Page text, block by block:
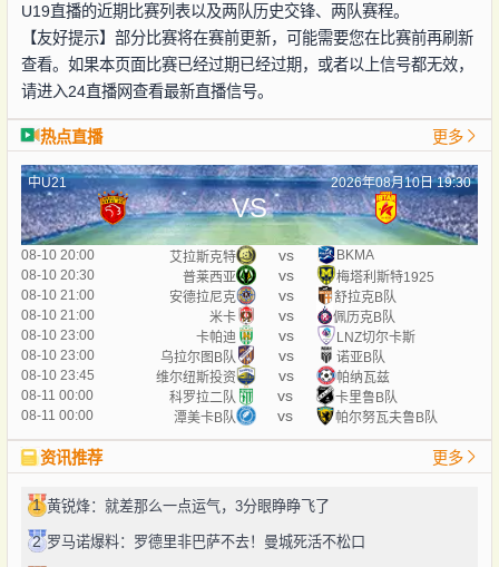
U19直播的近期比赛列表以及两队历史交锋、两队赛程。
【友好提示】部分比赛将在赛前更新，可能需要您在比赛前再刷新
查看。如果本页面比赛已经过期已经过期，或者以上信号都无效，
请进入24直播网查看最新直播信号。
热点直播 更多
中U21 2026年08月10日 19:30
VS
08-10 20:00 艾拉斯克特 vs
BKMA
08-10 20:30
普莱西亚 vs
梅塔利斯特1925
08-10 21:00
安德拉尼克 vs
舒拉克B队
08-10 21:00
米卡 vs
佩历克B队
08-10 23:00
卡帕迪 vs
LNZ切尔卡斯
08-10 23:00
乌拉尔图B队 vs
诺亚B队
08-10 23:45
维尔纽斯投资 vs
帕纳瓦兹
08-11 00:00
科罗拉二队 vs
卡里鲁B队
08-11 00:00
潭美卡B队 vs 帕尔努瓦夫鲁B队
资讯推荐 更多
1 黄锐烽：就差那么一点运气，3分眼睁睁飞了
2 罗马诺爆料：罗德里非巴萨不去！曼城死活不松口